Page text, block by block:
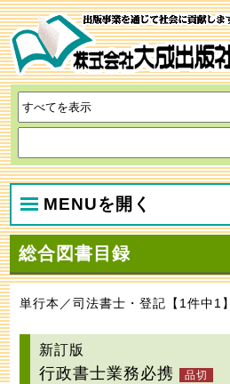
MENUを開く
総合図書目録
単行本／司法書士・登記【1件中1】
新訂版
行政書士業務必携